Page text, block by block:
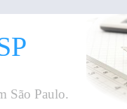
São Paulo.